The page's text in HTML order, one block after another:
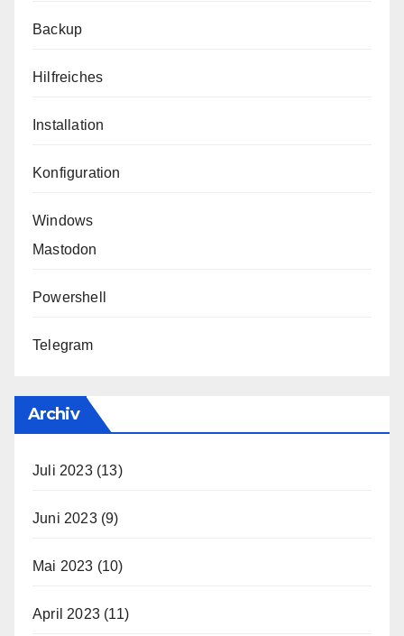
Backup
Hilfreiches
Installation
Konfiguration
Windows
Mastodon
Powershell
Telegram
Archiv
Juli 2023(13)
Juni 2023(9)
Mai 2023 (10)
April 2023 (11)